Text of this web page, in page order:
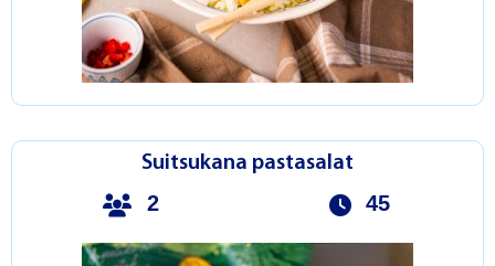
Suitsukana pastasalat
2 45